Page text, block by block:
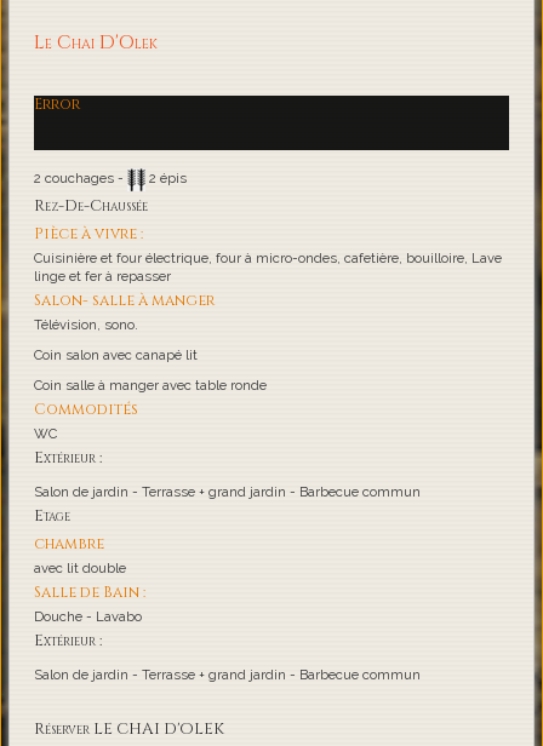
Le Chai D'Olek
Error
2 couchages - 2 épis
Rez-De-Chaussée
Pièce à vivre :
Cuisinière et four électrique, four à micro-ondes, cafetière, bouilloire, Lave
linge et fer à repasser
Salon- salle à manger
Télévision, sono.
Coin salon avec canapé lit
Coin salle à manger avec table ronde
Commodités
WC
Extérieur :
Salon de jardin - Terrasse + grand jardin - Barbecue commun
Etage
chambre
avec lit double
Salle de Bain :
Douche - Lavabo
Extérieur :
Salon de jardin - Terrasse + grand jardin - Barbecue commun
Réserver LE CHAI D'OLEK